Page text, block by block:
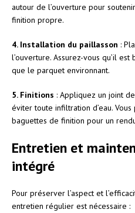
autour de l’ouverture pour
finition propre.
4. Installation du paillasson :
l’ouverture. Assurez-vous qu’il
que le parquet environnant.
5. Finitions : Appliquez un joint
éviter toute infiltration d’eau.
baguettes de finition pour un
Entretien et
intégré
Pour préserver l’aspect et
entretien régulier est nécessaire :